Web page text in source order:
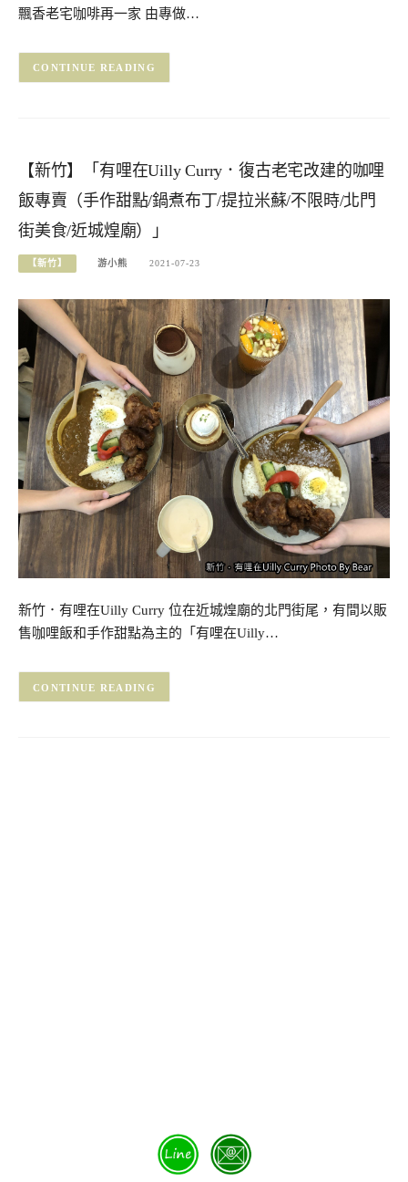
飄香老宅咖啡再一家 由專做…
CONTINUE READING
【新竹】「有哩在Uilly Curry．復古老宅改建的咖哩
飯專賣（手作甜點/鍋煮布丁/提拉米蘇/不限時/北門
街美食/近城煌廟）」
【新竹】 游小熊 2021-07-23
新竹．有哩在Uilly Curry 位在近城煌廟的北門街尾，有間以販
售咖哩飯和手作甜點為主的「有哩在Uilly…
CONTINUE READING